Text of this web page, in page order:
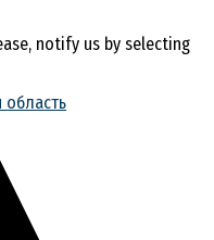
notify us by selecting
область